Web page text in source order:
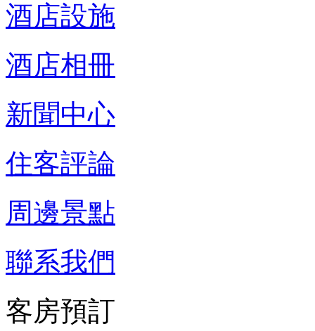
酒店設施
酒店相冊
新聞中心
住客評論
周邊景點
聯系我們
客房預訂